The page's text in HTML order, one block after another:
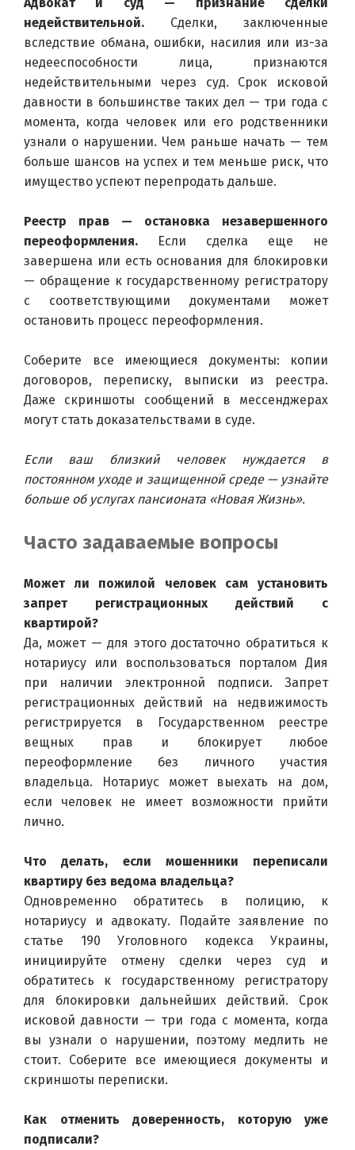
недействительной. Сделки, заключенные
вследствие обмана, ошибки, насилия или из-за
недееспособности лица, признаются
недействительными через суд. Срок исковой
давности в большинстве таких дел — три года с
момента, когда человек или его родственники
узнали о нарушении. Чем раньше начать — тем
больше шансов на успех и тем меньше риск, что
имущество успеют перепродать дальше.
Реестр прав — остановка незавершенного
переоформления. Если сделка еще не
завершена или есть основания для блокировки
— обращение к государственному регистратору
с соответствующими документами может
остановить процесс переоформления.
Соберите все имеющиеся документы: копии
договоров, переписку, выписки из реестра.
Даже скриншоты сообщений в мессенджерах
могут стать доказательствами в суде.
Если ваш близкий человек нуждается в
постоянном уходе и защищенной среде — узнайте
больше об услугах пансионата «Новая Жизнь».
Часто задаваемые вопросы
Может ли пожилой человек сам установить
запрет регистрационных действий с
квартирой?
Да, может — для этого достаточно обратиться к
нотариусу или воспользоваться порталом Дия
при наличии электронной подписи. Запрет
регистрационных действий на недвижимость
регистрируется в Государственном реестре
вещных прав и блокирует любое
переоформление без личного участия
владельца. Нотариус может выехать на дом,
если человек не имеет возможности прийти
лично.
Что делать, если мошенники переписали
квартиру без ведома владельца?
Одновременно обратитесь в полицию, к
нотариусу и адвокату. Подайте заявление по
статье 190 Уголовного кодекса Украины,
инициируйте отмену сделки через суд и
обратитесь к государственному регистратору
для блокировки дальнейших действий. Срок
исковой давности — три года с момента, когда
вы узнали о нарушении, поэтому медлить не
стоит. Соберите все имеющиеся документы и
скриншоты переписки.
Как отменить доверенность, которую уже
подписали?